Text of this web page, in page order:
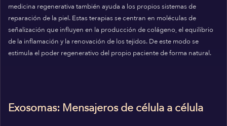
medicina regenerativa también ayuda a los propios sistemas de
reparación de la piel. Estas terapias se centran en moléculas de
señalización que influyen en la producción de colágeno, el equilibrio
de la inflamación y la renovación de los tejidos. De este modo se
estimula el poder regenerativo del propio paciente de forma natural.
Exosomas: Mensajeros de célula a célula